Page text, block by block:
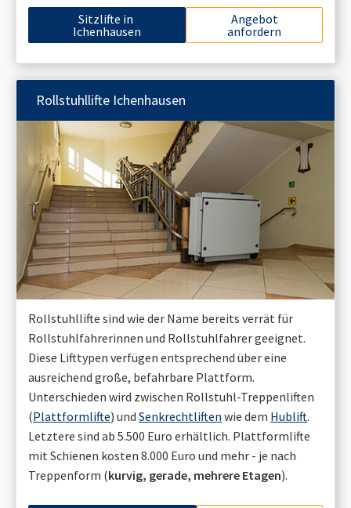
Sitzlifte in
Ichenhausen
Angebot
anfordern
Rollstuhllifte Ichenhausen
Rollstuhllifte sind wie der Name bereits verrät für
Rollstuhlfahrerinnen und Rollstuhlfahrer geeignet.
Diese Lifttypen verfügen entsprechend über eine
ausreichend große, befahrbare Plattform.
Unterschieden wird zwischen Rollstuhl-Treppenliften
(Plattformlifte) und Senkrechtliften wie dem Hublift.
Letztere sind ab 5.500 Euro erhältlich. Plattformlifte
mit Schienen kosten 8.000 Euro und mehr - je nach
Treppenform (kurvig, gerade, mehrere Etagen).